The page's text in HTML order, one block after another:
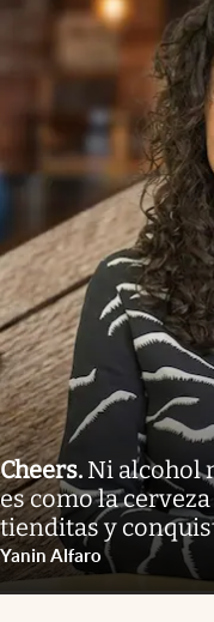
Cheers. Ni alcohol
es como la
tienditas y
Yanin Alfaro